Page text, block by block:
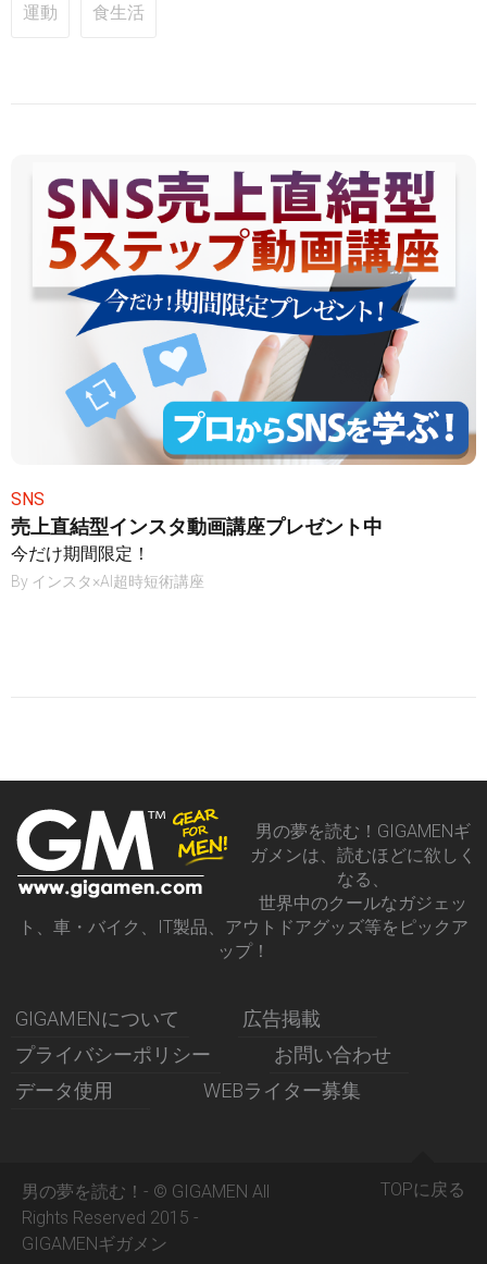
運動 食生活
SNS
売上直結型インスタ動画講座プレゼント中
今だけ期間限定！
By インスタ×AI超時短術講座
男の夢を読む！GIGAMENギ
ガメンは、読むほどに欲しく
なる、
世界中のクールなガジェッ
ト、車・バイク、IT製品、アウトドアグッズ等をピックア
ップ！
GIGAMENについて
広告掲載
プライバシーポリシー
お問い合わせ
データ使用
WEBライター募集
男の夢を読む！- © GIGAMEN All
Rights Reserved 2015 -
GIGAMENギガメン
TOPに戻る